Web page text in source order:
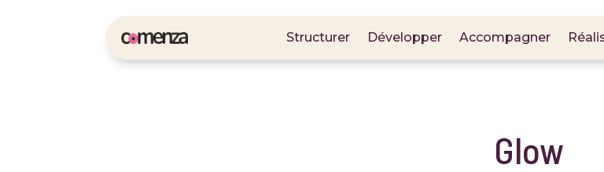
Structurer Développer Accompagner
Glow